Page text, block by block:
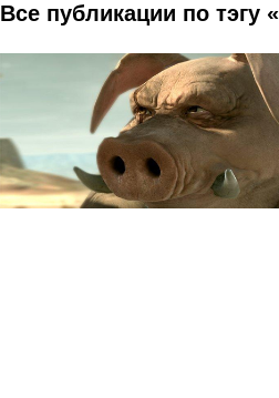
Все публикации по тэгу